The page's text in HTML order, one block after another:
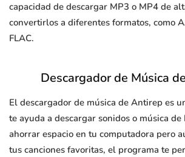
capacidad de descargar MP3 o MP4 de
convertirlos a diferentes formatos, como
FLAC.
Descargador de Música
El descargador de música de Antirep es
te ayuda a descargar sonidos o música
ahorrar espacio en tu computadora pero
tus canciones favoritas, el programa te